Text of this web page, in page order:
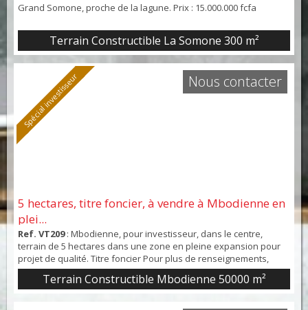
Grand Somone, proche de la lagune. Prix : 15.000.000 fcfa
Terrain Constructible La Somone 300 m²
Spécial investisseur
5 hectares, titre foncier, à vendre à Mbodienne en
plei...
Ref. VT209: Mbodienne, pour investisseur, dans le centre,
terrain de 5 hectares dans une zone en pleine expansion pour
projet de qualité. Titre foncier Pour plus de renseignements,
nous consulter
Terrain Constructible Mbodienne 50000 m²
Nous contacter